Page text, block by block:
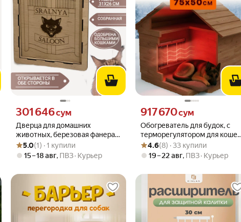
Дверца для домашних
животных, березовая фанера,
телескопическая, 21 см x 27 см
Цена 301646 сум вместо
301 646сум
Рейтинг товара: 5.0 из 5
Оценок: (1) · 1 купили
5.0(1) · 1 купили
15 – 18 авг, ПВЗ Курьер
Обогреватель для будок, с
терморегулятором для кошек
и собак
Цена 917670 сум вместо
917 670сум
Рейтинг товара: 4.6 из 5
Оценок: (8) · 33 купили
4.6(8) · 33 купили
19 – 22 авг, ПВЗ Курьер